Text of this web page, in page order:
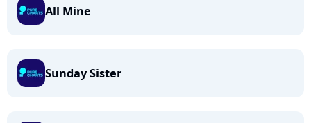
All Mine
Sunday Sister